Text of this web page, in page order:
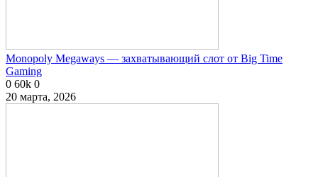
Monopoly Megaways — захватывающий слот от Big Time
Gaming
0 60k 0
20 марта, 2026